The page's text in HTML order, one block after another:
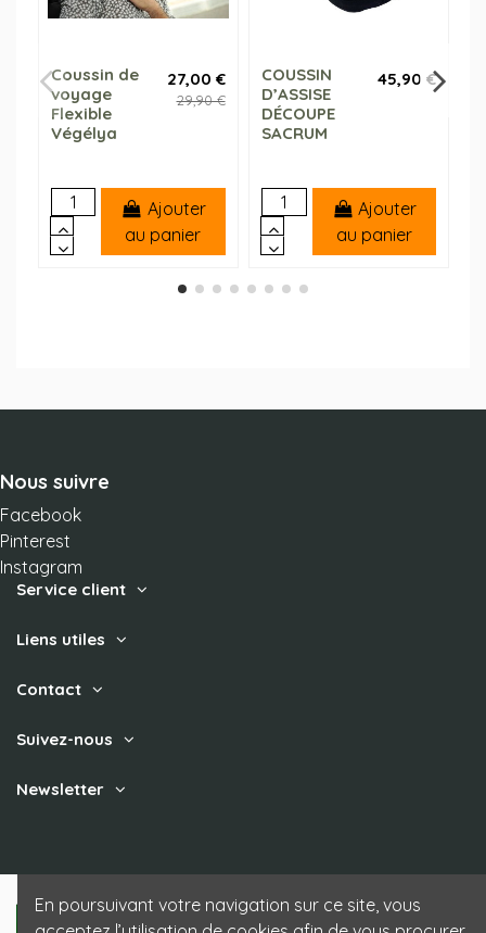
Coussin de
voyage
Flexible
Végélya
27,00 €
29,90 €
Ajouter
au panier
COUSSIN
D’ASSISE
DÉCOUPE
SACRUM
45,90 €
Ajouter
au panier
Nous suivre
Facebook
Pinterest
Instagram
Service client
Liens utiles
Contact
Suivez-nous
Newsletter
En poursuivant votre navigation sur ce site, vous